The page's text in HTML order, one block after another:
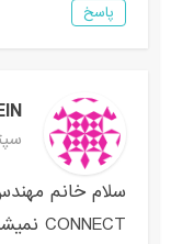
پاسخ
سلام خانم
CONNECT نمیشه باید چیکار کنم ؟